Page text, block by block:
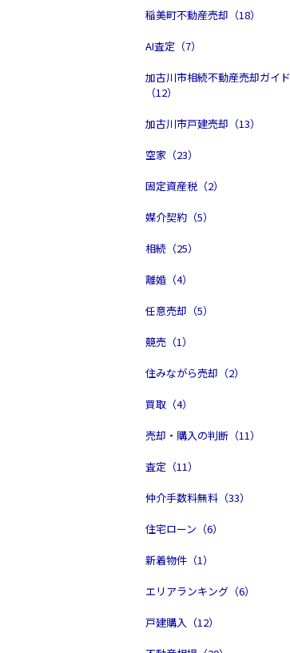
稲美町不動産売却（18）
AI査定（7）
加古川市相続不動産売却ガイド
（12）
加古川市戸建売却（13）
空家（23）
固定資産税（2）
媒介契約（5）
相続（25）
離婚（4）
任意売却（5）
競売（1）
住みながら売却（2）
買取（4）
売却・購入の判断（11）
査定（11）
仲介手数料無料（33）
住宅ローン（6）
新着物件（1）
エリアランキング（6）
戸建購入（12）